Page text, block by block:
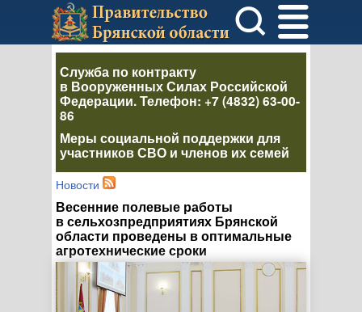
Служба по контракту
в Вооруженных Силах Российской
Федерации. Телефон: +7 (4832) 63-00-
86
Меры социальной поддержки для
участников СВО и членов их семей
Новости
Весенние полевые работы
в сельхозпредприятиях Брянской
области проведены в оптимальные
агротехнические сроки